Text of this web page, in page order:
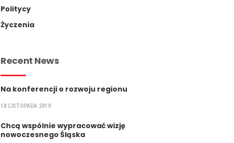
Politycy
Życzenia
Recent News
Na konferencji o rozwoju regionu
18 LISTOPADA 2019
Chcą wspólnie wypracować wizję
nowoczesnego Śląska